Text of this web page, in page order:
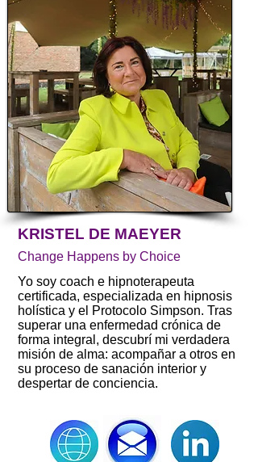
KRISTEL DE MAEYER
Change Happens by Choice
Yo soy coach e hipnoterapeuta
certificada, especializada en hipnosis
holística y el Protocolo Simpson. Tras
superar una enfermedad crónica de
forma integral, descubrí mi verdadera
misión de alma: acompañar a otros en
su proceso de sanación interior y
despertar de conciencia.